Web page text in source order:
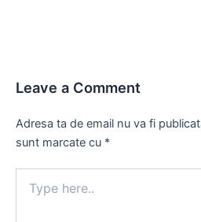
Leave a Comment
Adresa ta de email nu va fi
sunt marcate cu *
here..